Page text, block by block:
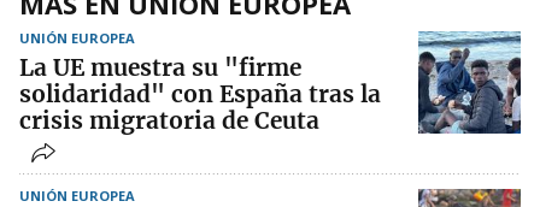
UNIÓN EUROPEA
La UE muestra su "firme
solidaridad" con España tras la
crisis migratoria de Ceuta
UNIÓN EUROPEA